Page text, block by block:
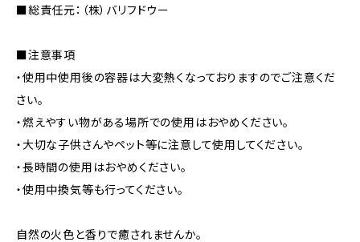
■総責任元：（株）バリフドウー
■注意事項
・使用中使用後の容器は大変熱くなっておりますのでご注意くだ
さい。
・燃えやすい物がある場所での使用はおやめください。
・大切な子供さんやペット等に注意して使用してください。
・長時間の使用はおやめください。
・使用中換気等も行ってください。
自然の火色と香りで癒されませんか。